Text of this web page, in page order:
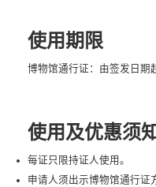
使用期限
博物馆通行证：由签发日期
使用及优惠须知
每证只限持证人使用。
申请人须出示博物馆通行证